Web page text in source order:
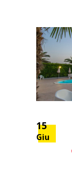
15
Giu